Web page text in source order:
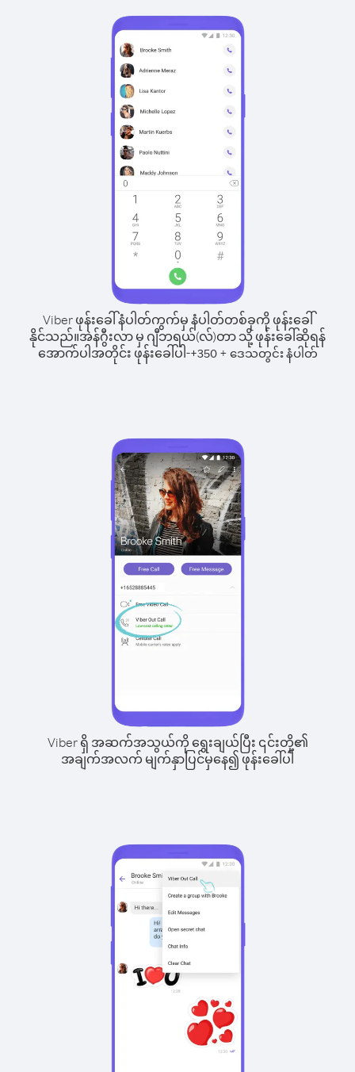
Viber ဖုန်းခေါ်နံပါတ်ကွက်မှ နံပါတ်တစ်ခုကို ဖုန်းခေါ်
နိုင်သည်။အဲန်ဂွီးလာ မှ ဂျီဘရယ်(လ်)တာ သို့ ဖုန်းခေါ်ဆိုရန်
အောက်ပါအတိုင်း ဖုန်းခေါ်ပါ-+350+ ဒေသတွင်း နံပါတ်
Viber ရှိ အဆက်အသွယ်ကို ရွေးချယ်ပြီး ၎င်းတို့၏
အချက်အလက် မျက်နှာပြင်မှနေ၍ ဖုန်းခေါ်ပါ